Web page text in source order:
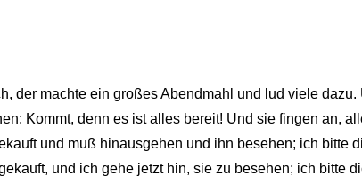
der machte ein großes Abendmahl und lud viele dazu.
Kommt, denn es ist alles bereit! Und sie fingen an,
und muß hinausgehen und ihn besehen; ich bitte
und ich gehe jetzt hin, sie zu besehen; ich bitte